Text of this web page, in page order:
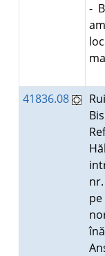
-
41836.08